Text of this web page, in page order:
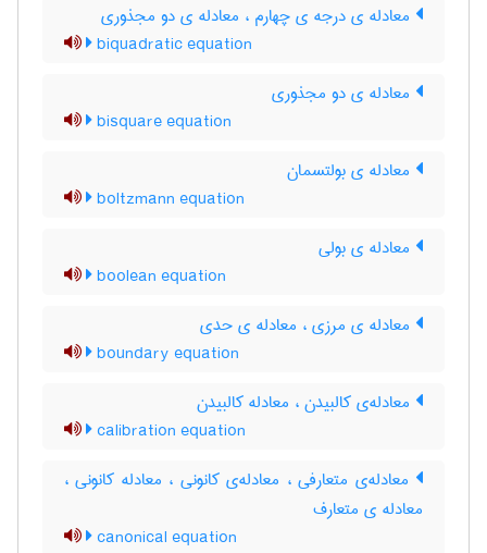
معادله ی درجه ی چهارم ، معادله ی دو مجذوری
biquadratic equation
معادله ی دو مجذوری
bisquare equation
معادله ی بولتسمان
boltzmann equation
معادله ی بولی
boolean equation
معادله ی مرزی ، معادله ی حدی
boundary equation
معادله‌ی کالبیدن ، معادله کالبیدن
calibration equation
معادله‌ی متعارفی ، معادله‌ی کانونی ، معادله کانونی ،
معادله ی متعارف
canonical equation